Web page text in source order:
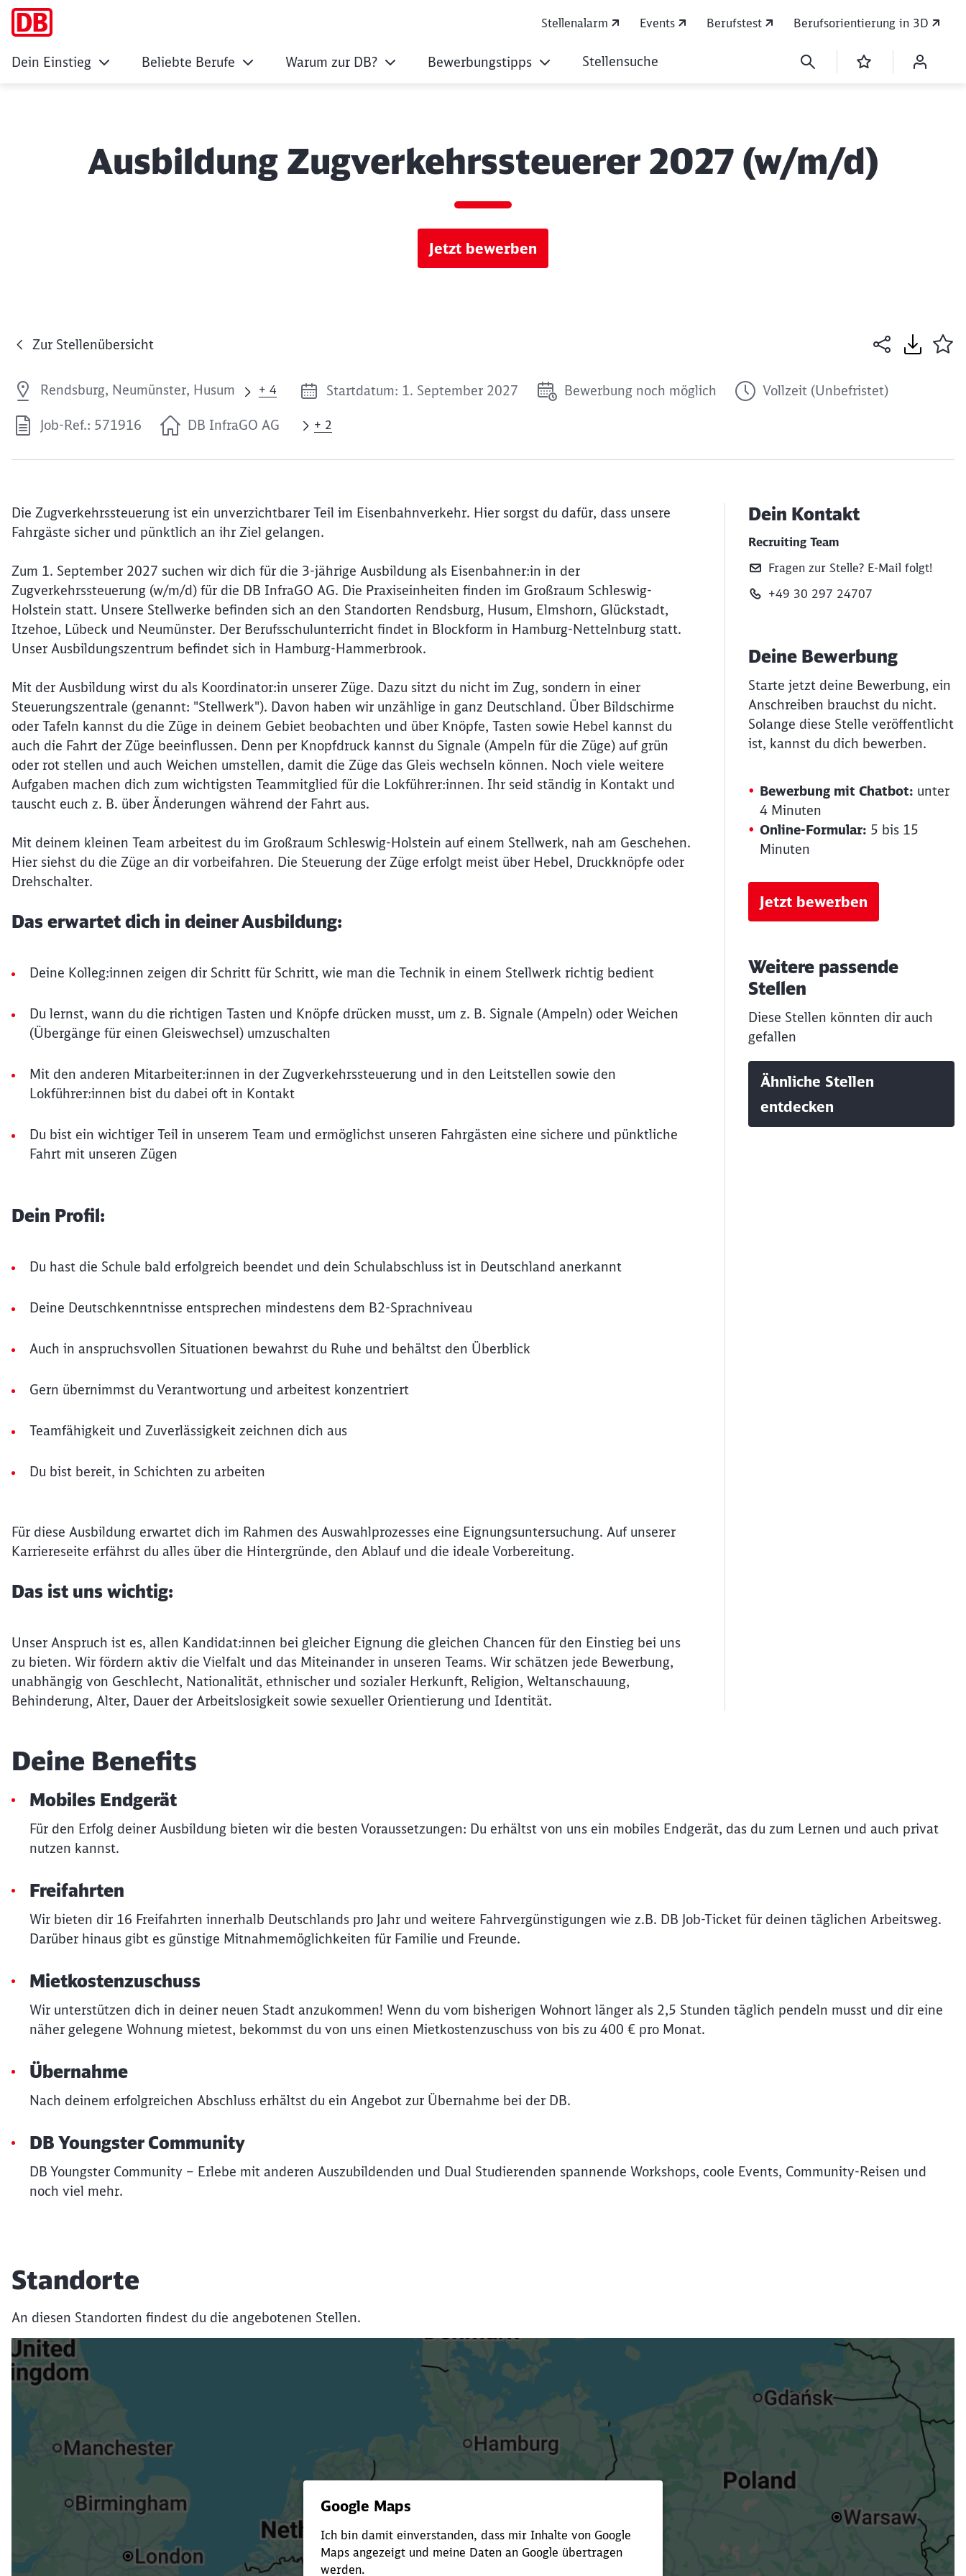
Stellenalarm Events Berufstest Berufsorientierung in 3D
Dein Einstieg Beliebte Berufe Warum zur DB? Bewerbungstipps Stellensuche
Ausbildung Zugverkehrssteuerer 2027 (w/m/d)
Jetzt bewerben
Zur Stellenübersicht
Rendsburg, Neumünster, Husum + 4 Startdatum: 1. September 2027 Bewerbung noch möglich Vollzeit (Unbefristet)
Job-Ref.: 571916 DB InfraGO AG + 2
Die Zugverkehrssteuerung ist ein unverzichtbarer Teil im Eisenbahnverkehr. Hier sorgst du dafür, dass unsere
Fahrgäste sicher und pünktlich an ihr Ziel gelangen.
Zum 1. September 2027 suchen wir dich für die 3-jährige Ausbildung als Eisenbahner:in in der
Zugverkehrssteuerung (w/m/d) für die DB InfraGO AG. Die Praxiseinheiten finden im Großraum Schleswig-
Holstein statt. Unsere Stellwerke befinden sich an den Standorten Rendsburg, Husum, Elmshorn, Glückstadt,
Itzehoe, Lübeck und Neumünster. Der Berufsschulunterricht findet in Blockform in Hamburg-Nettelnburg statt.
Unser Ausbildungszentrum befindet sich in Hamburg-Hammerbrook.
Mit der Ausbildung wirst du als Koordinator:in unserer Züge. Dazu sitzt du nicht im Zug, sondern in einer
Steuerungszentrale (genannt: "Stellwerk"). Davon haben wir unzählige in ganz Deutschland. Über Bildschirme
oder Tafeln kannst du die Züge in deinem Gebiet beobachten und über Knöpfe, Tasten sowie Hebel kannst du
auch die Fahrt der Züge beeinflussen. Denn per Knopfdruck kannst du Signale (Ampeln für die Züge) auf grün
oder rot stellen und auch Weichen umstellen, damit die Züge das Gleis wechseln können. Noch viele weitere
Aufgaben machen dich zum wichtigsten Teammitglied für die Lokführer:innen. Ihr seid ständig in Kontakt und
tauscht euch z. B. über Änderungen während der Fahrt aus.
Mit deinem kleinen Team arbeitest du im Großraum Schleswig-Holstein auf einem Stellwerk, nah am Geschehen.
Hier siehst du die Züge an dir vorbeifahren. Die Steuerung der Züge erfolgt meist über Hebel, Druckknöpfe oder
Drehschalter.
Das erwartet dich in deiner Ausbildung:
Deine Kolleg:innen zeigen dir Schritt für Schritt, wie man die Technik in einem Stellwerk richtig bedient
Du lernst, wann du die richtigen Tasten und Knöpfe drücken musst, um z. B. Signale (Ampeln) oder Weichen
(Übergänge für einen Gleiswechsel) umzuschalten
Mit den anderen Mitarbeiter:innen in der Zugverkehrssteuerung und in den Leitstellen sowie den
Lokführer:innen bist du dabei oft in Kontakt
Du bist ein wichtiger Teil in unserem Team und ermöglichst unseren Fahrgästen eine sichere und pünktliche
Fahrt mit unseren Zügen
Dein Profil:
Du hast die Schule bald erfolgreich beendet und dein Schulabschluss ist in Deutschland anerkannt
Deine Deutschkenntnisse entsprechen mindestens dem B2-Sprachniveau
Auch in anspruchsvollen Situationen bewahrst du Ruhe und behältst den Überblick
Gern übernimmst du Verantwortung und arbeitest konzentriert
Teamfähigkeit und Zuverlässigkeit zeichnen dich aus
Du bist bereit, in Schichten zu arbeiten
Für diese Ausbildung erwartet dich im Rahmen des Auswahlprozesses eine Eignungsuntersuchung. Auf unserer
Karriereseite erfährst du alles über die Hintergründe, den Ablauf und die ideale Vorbereitung.
Das ist uns wichtig:
Unser Anspruch ist es, allen Kandidat:innen bei gleicher Eignung die gleichen Chancen für den Einstieg bei uns
zu bieten. Wir fördern aktiv die Vielfalt und das Miteinander in unseren Teams. Wir schätzen jede Bewerbung,
unabhängig von Geschlecht, Nationalität, ethnischer und sozialer Herkunft, Religion, Weltanschauung,
Behinderung, Alter, Dauer der Arbeitslosigkeit sowie sexueller Orientierung und Identität.
Dein Kontakt
Recruiting Team
Fragen zur Stelle? E‑Mail folgt!
+49 30 297 24707
Deine Bewerbung
Starte jetzt deine Bewerbung, ein
Anschreiben brauchst du nicht.
Solange diese Stelle veröffentlicht
ist, kannst du dich bewerben.
Bewerbung mit Chatbot: unter
4 Minuten
Online-Formular: 5 bis 15
Minuten
Jetzt bewerben
Weitere passende
Stellen
Diese Stellen könnten dir auch
gefallen
Ähnliche Stellen
entdecken
Deine Benefits
Mobiles Endgerät
Für den Erfolg deiner Ausbildung bieten wir die besten Voraussetzungen: Du erhältst von uns ein mobiles Endgerät, das du zum Lernen und auch privat
nutzen kannst.
Freifahrten
Wir bieten dir 16 Freifahrten innerhalb Deutschlands pro Jahr und weitere Fahrvergünstigungen wie z.B. DB Job-Ticket für deinen täglichen Arbeitsweg.
Darüber hinaus gibt es günstige Mitnahmemöglichkeiten für Familie und Freunde.
Mietkostenzuschuss
Wir unterstützen dich in deiner neuen Stadt anzukommen! Wenn du vom bisherigen Wohnort länger als 2,5 Stunden täglich pendeln musst und dir eine
näher gelegene Wohnung mietest, bekommst du von uns einen Mietkostenzuschuss von bis zu 400 € pro Monat.
Übernahme
Nach deinem erfolgreichen Abschluss erhältst du ein Angebot zur Übernahme bei der DB.
DB Youngster Community
DB Youngster Community – Erlebe mit anderen Auszubildenden und Dual Studierenden spannende Workshops, coole Events, Community-Reisen und
noch viel mehr.
Standorte
An diesen Standorten findest du die angebotenen Stellen.
Es dauert dir zu lange?
Abbrechen Weiter